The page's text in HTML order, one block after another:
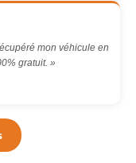
mon véhicule en
gratuit. »